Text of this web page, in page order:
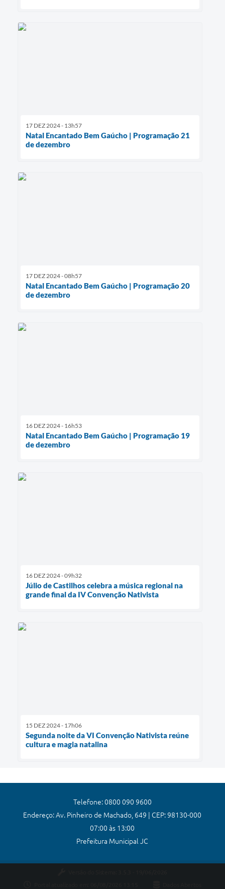
17 DEZ 2024 - 13h57
Natal Encantado Bem Gaúcho | Programação 21
de dezembro
17 DEZ 2024 - 08h57
Natal Encantado Bem Gaúcho | Programação 20
de dezembro
16 DEZ 2024 - 16h53
Natal Encantado Bem Gaúcho | Programação 19
de dezembro
16 DEZ 2024 - 09h32
Júlio de Castilhos celebra a música regional na
grande final da IV Convenção Nativista
15 DEZ 2024 - 17h06
Segunda noite da VI Convenção Nativista reúne
cultura e magia natalina
Telefone: 0800 090 9600
Endereço: Av. Pinheiro de Machado, 649 | CEP: 98130-000
07:00 às 13:00
Prefeitura Municipal JC